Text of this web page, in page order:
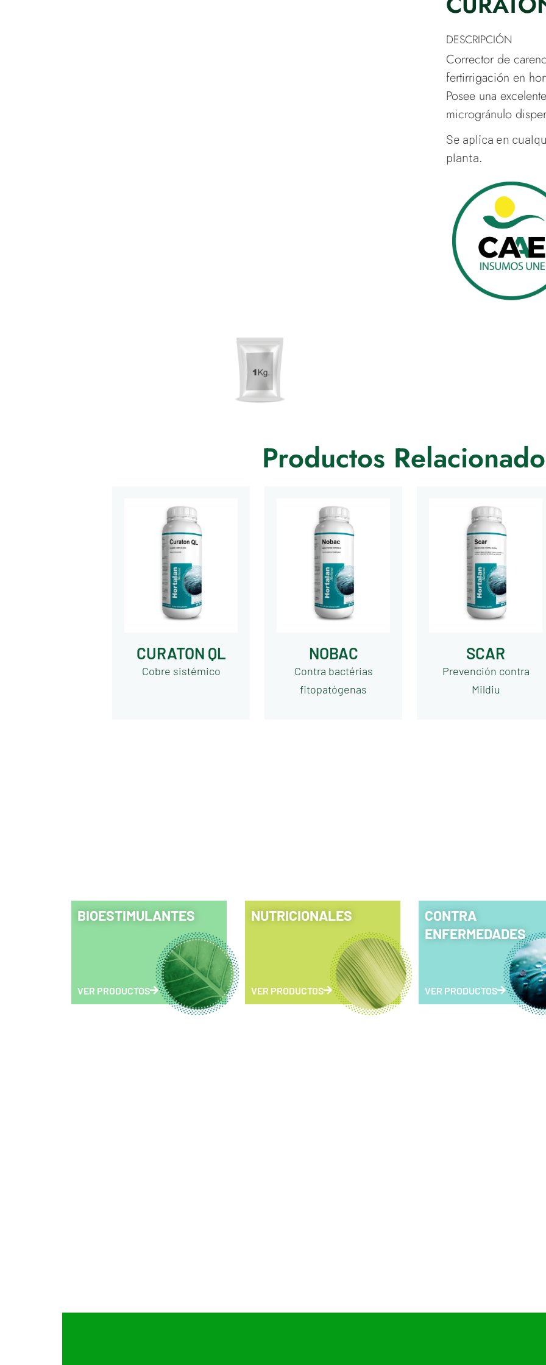
DESCRIPCIÓN
Corrector de
fertirrigación en
Posee una
microgránulo
Se aplica en
planta.
Productos
CURATON QL
Cobre sistémico
NOBAC
Contra bactérias
fitopatógenas
SCAR
Prevención contra
Mildiu
BIOESTIMULANTES
VER PRODUCTOS
NUTRICIONALES
VER PRODUCTOS
CONTRA
ENFERMEDADES
VER PRODUCTOS